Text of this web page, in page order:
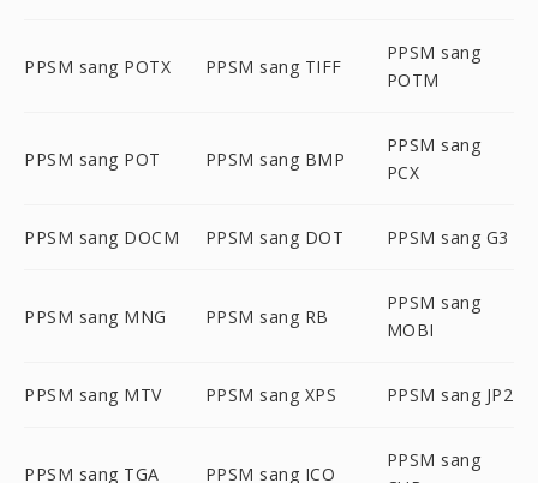
PPSM sang POTX PPSM sang TIFF
PPSM sang
POTM
PPSM sang POT PPSM sang BMP
PPSM sang
PCX
PPSM sang DOCM PPSM sang DOT PPSM sang G3
PPSM sang MNG PPSM sang RB
PPSM sang
MOBI
PPSM sang MTV PPSM sang XPS PPSM sang JP2
PPSM sang TGA PPSM sang ICO
PPSM sang